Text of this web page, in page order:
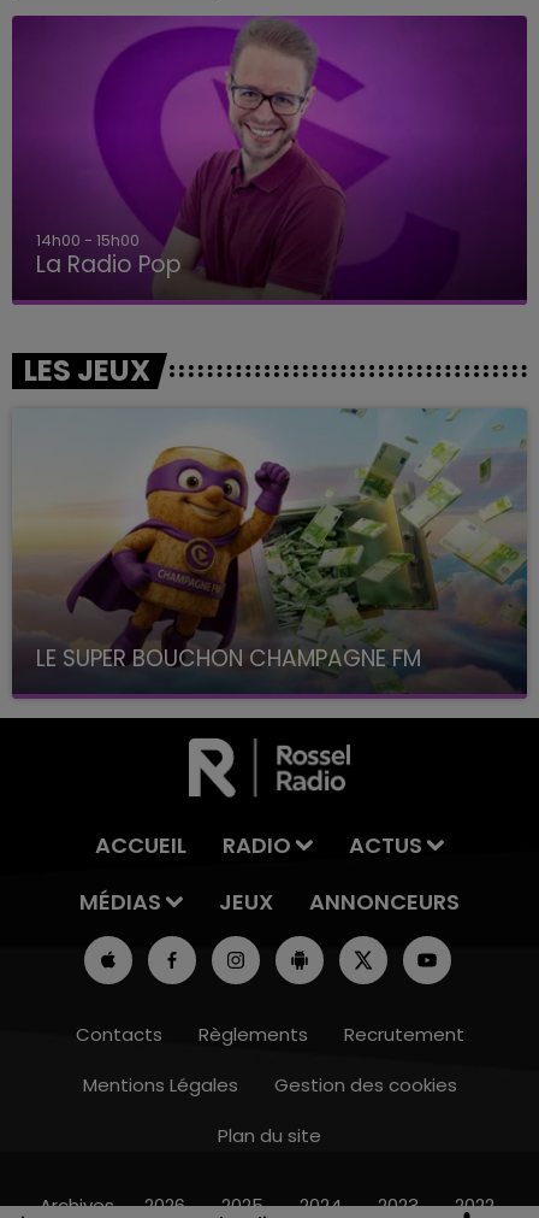
10h00 - 14h00
14h00 - 15h00
La Radio Pop
LES JEUX
LE SUPER BOUCHON CHAMPAGNE FM
avec La Famille Champagne FM, à 8H10
ACCUEIL RADIO
ACTUS
MÉDIAS
JEUX ANNONCEURS
Contacts Règlements
Recrutement
Mentions Légales
Gestion des cookies
Plan du site
Archives 2026 2025 2024 2023 2022